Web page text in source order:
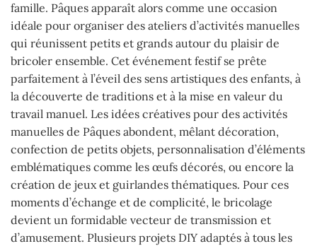
famille. Pâques apparaît alors comme une occasion
idéale pour organiser des ateliers d’activités manuelles
qui réunissent petits et grands autour du plaisir de
bricoler ensemble. Cet événement festif se prête
parfaitement à l’éveil des sens artistiques des enfants, à
la découverte de traditions et à la mise en valeur du
travail manuel. Les idées créatives pour des activités
manuelles de Pâques abondent, mêlant décoration,
confection de petits objets, personnalisation d’éléments
emblématiques comme les œufs décorés, ou encore la
création de jeux et guirlandes thématiques. Pour ces
moments d’échange et de complicité, le bricolage
devient un formidable vecteur de transmission et
d’amusement. Plusieurs projets DIY adaptés à tous les